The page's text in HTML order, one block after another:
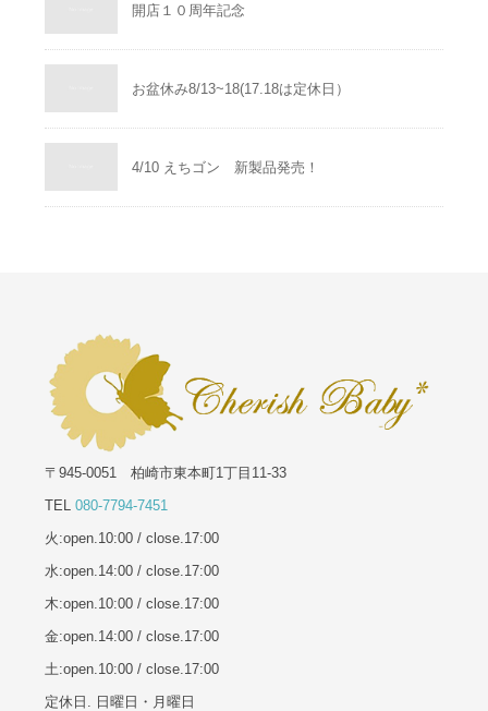
開店１０周年記念
お盆休み8/13~18(17.18は定休日）
4/10 えちゴン 新製品発売！
〒945-0051 柏崎市東本町1丁目11-33
TEL 080-7794-7451
火:open.10:00 / close.17:00
水:open.14:00 / close.17:00
木:open.10:00 / close.17:00
金:open.14:00 / close.17:00
土:open.10:00 / close.17:00
定休日. 日曜日・月曜日